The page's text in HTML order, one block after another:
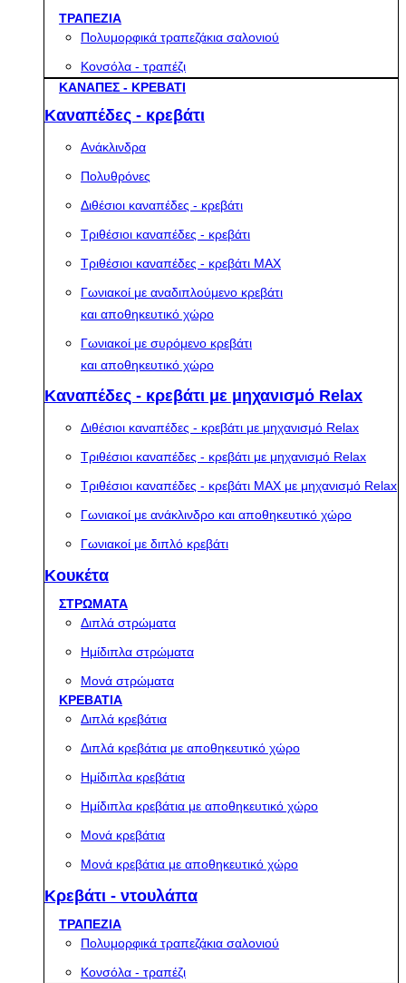
ΤΡΑΠΕΖΙΑ
Πολυμορφικά τραπεζάκια σαλονιού
Κονσόλα - τραπέζι
ΚΑΝΑΠΕΣ - ΚΡΕΒΑΤΙ
Καναπέδες - κρεβάτι
Ανάκλινδρα
Πολυθρόνες
Διθέσιοι καναπέδες - κρεβάτι
Τριθέσιοι καναπέδες - κρεβάτι
Τριθέσιοι καναπέδες - κρεβάτι MAX
Γωνιακοί με αναδιπλούμενο κρεβάτι
και αποθηκευτικό χώρο
Γωνιακοί με συρόμενο κρεβάτι
και αποθηκευτικό χώρο
Καναπέδες - κρεβάτι με μηχανισμό Relax
Διθέσιοι καναπέδες - κρεβάτι με μηχανισμό Relax
Τριθέσιοι καναπέδες - κρεβάτι με μηχανισμό Relax
Τριθέσιοι καναπέδες - κρεβάτι MAX με μηχανισμό Relax
Γωνιακοί με ανάκλινδρο και αποθηκευτικό χώρο
Γωνιακοί με διπλό κρεβάτι
Κουκέτα
ΣΤΡΩΜΑΤΑ
Διπλά στρώματα
Ημίδιπλα στρώματα
Μονά στρώματα
ΚΡΕΒΑΤΙΑ
Διπλά κρεβάτια
Διπλά κρεβάτια με αποθηκευτικό χώρο
Ημίδιπλα κρεβάτια
Ημίδιπλα κρεβάτια με αποθηκευτικό χώρο
Μονά κρεβάτια
Μονά κρεβάτια με αποθηκευτικό χώρο
Κρεβάτι - ντουλάπα
ΤΡΑΠΕΖΙΑ
Πολυμορφικά τραπεζάκια σαλονιού
Κονσόλα - τραπέζι